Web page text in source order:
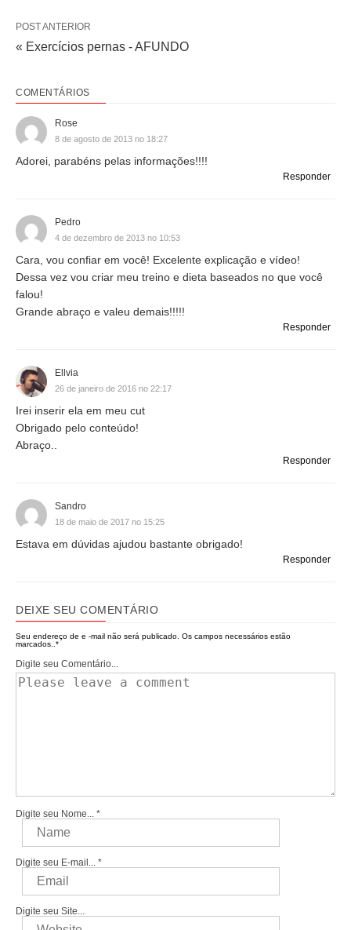
POST ANTERIOR
« Exercícios pernas - AFUNDO
COMENTÁRIOS
Rose
8 de agosto de 2013 no 18:27
Adorei, parabéns pelas informações!!!!
Responder
Pedro
4 de dezembro de 2013 no 10:53
Cara, vou confiar em você! Excelente explicação e vídeo!
Dessa vez vou criar meu treino e dieta baseados no que você
falou!
Grande abraço e valeu demais!!!!!
Responder
Ellvia
26 de janeiro de 2016 no 22:17
Irei inserir ela em meu cut
Obrigado pelo conteúdo!
Abraço..
Responder
Sandro
18 de maio de 2017 no 15:25
Estava em dúvidas ajudou bastante obrigado!
Responder
DEIXE SEU COMENTÁRIO
Seu endereço de e -mail não será publicado. Os campos necessários estão
marcados.. *
Digite seu Comentário...
Digite seu Nome... *
Digite seu E-mail... *
Digite seu Site...